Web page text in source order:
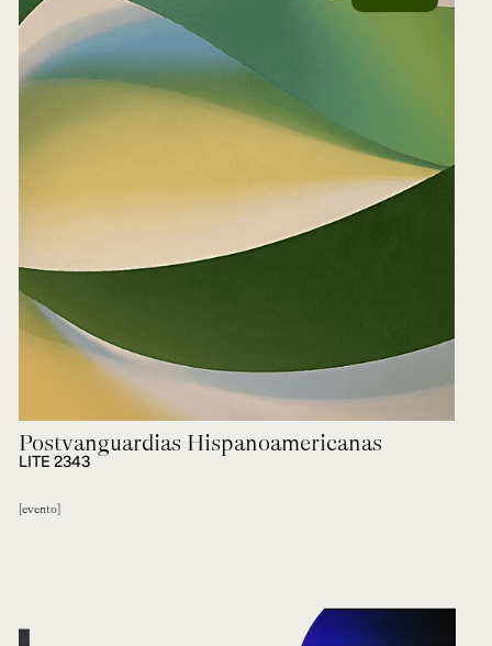
Postvanguardias Hispanoamericanas
LITE 2343
evento